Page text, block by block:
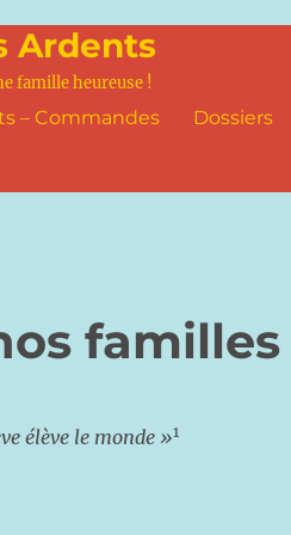
Ardents
famille heureuse !
– Commandes Dossiers
familles
élève le monde »1